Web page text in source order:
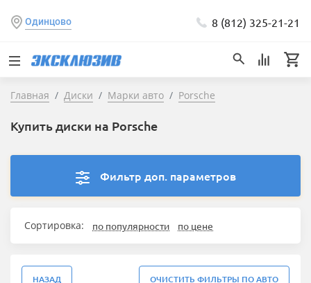
Одинцово 8 (812) 325-21-21
Главная Диски Марки авто Porsche
Купить диски на Porsche
Фильтр доп. параметров
Сортировка: по популярности по цене
НАЗАД ОЧИСТИТЬ ФИЛЬТРЫ ПО АВТО